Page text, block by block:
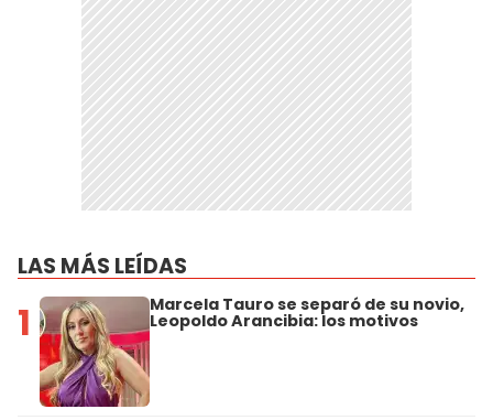
LAS MÁS LEÍDAS
1 Marcela Tauro se separó de su novio,
Leopoldo Arancibia: los motivos